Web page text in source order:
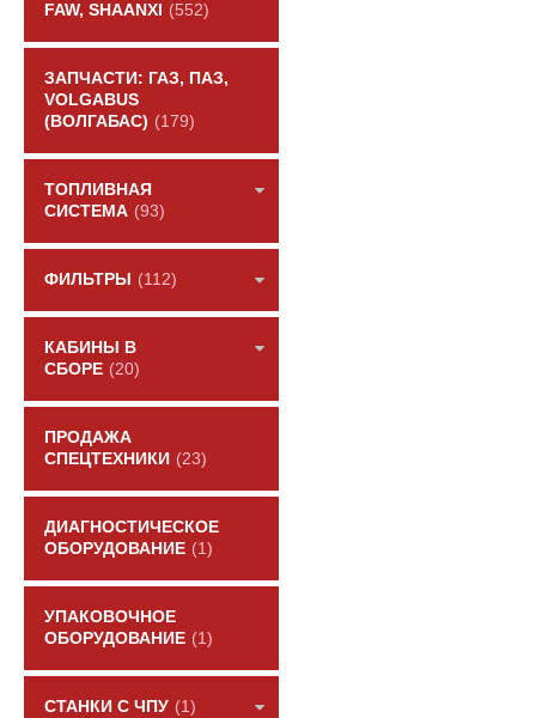
FAW, SHAANXI
(552)
ЗАПЧАСТИ: ГАЗ, ПАЗ,
VOLGABUS
(ВОЛГАБАС) (179)
ТОПЛИВНАЯ
СИСТЕМА (93)
ФИЛЬТРЫ (112)
КАБИНЫ В
СБОРЕ (20)
ПРОДАЖА
СПЕЦТЕХНИКИ (23)
ДИАГНОСТИЧЕСКОЕ
ОБОРУДОВАНИЕ (1)
УПАКОВОЧНОЕ
ОБОРУДОВАНИЕ (1)
СТАНКИ С ЧПУ (1)